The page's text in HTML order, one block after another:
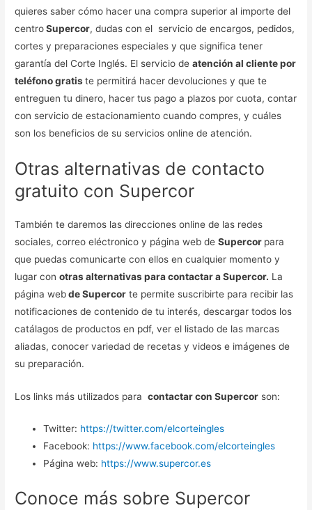
quieres saber cómo hacer una compra superior al importe del
centroSupercor, dudas con el servicio de encargos, pedidos,
cortes y preparaciones especiales y que significa tener
garantía del Corte Inglés. El servicio deatención al cliente por
teléfono gratiste permitirá hacer devoluciones y que te
entreguen tu dinero, hacer tus pago a plazos por cuota, contar
con servicio de estacionamiento cuando compres, y cuáles
son los beneficios de su servicios online de atención.
Otras alternativas de contacto
gratuito con Supercor
También te daremos las direcciones online de las redes
sociales, correo eléctronico y página web deSupercor para
que puedas comunicarte con ellos en cualquier momento y
lugar conotras alternativas para contactar a Supercor. La
página webde Supercor te permite suscribirte para recibir las
notificaciones de contenido de tu interés, descargar todos los
catálagos de productos en pdf, ver el listado de las marcas
aliadas, conocer variedad de recetas y videos e imágenes de
su preparación.
Los links más utilizados paracontactar con Supercor son:
Twitter: https://twitter.com/elcorteingles
Facebook: https://www.facebook.com/elcorteingles
Página web: https://www.supercor.es
Conoce más sobre Supercor